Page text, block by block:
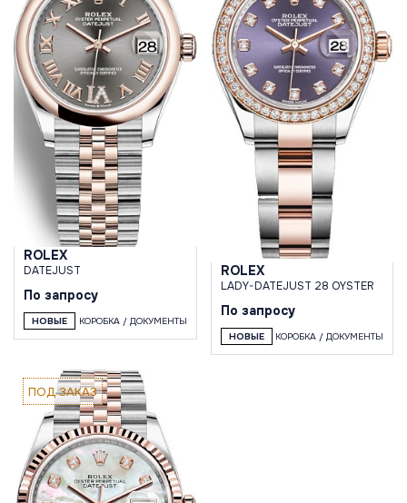
ROLEX
DATEJUST
По запросу
НОВЫЕ КОРОБКА / ДОКУМЕНТЫ
ROLEX
LADY-DATEJUST 28 OYSTER
По запросу
НОВЫЕ КОРОБКА / ДОКУМЕНТЫ
ПОД ЗАКАЗ